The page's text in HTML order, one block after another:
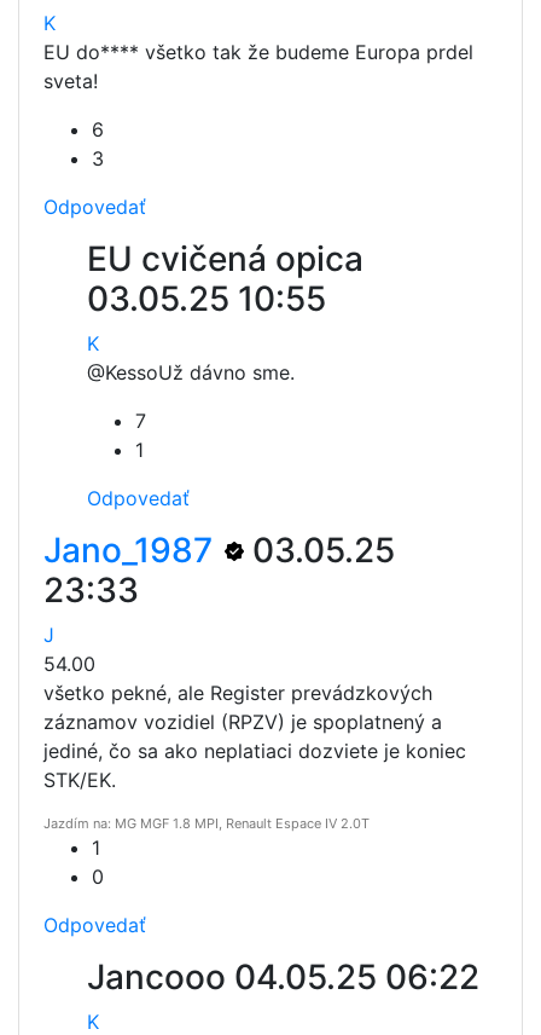
K
EU do**** všetko tak že budeme Europa prdel
sveta!
6
3
Odpovedať
EU cvičená opica
03.05.25 10:55
K
@KessoUž dávno sme.
7
1
Odpovedať
Jano_1987
03.05.25
23:33
J
54.00
všetko pekné, ale Register prevádzkových
záznamov vozidiel (RPZV) je spoplatnený a
jediné, čo sa ako neplatiaci dozviete je koniec
STK/EK.
Jazdím na: MG MGF 1.8 MPI, Renault Espace IV 2.0T
1
0
Odpovedať
Jancooo 04.05.25 06:22
K